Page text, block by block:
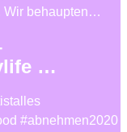
Wir behaupten…
…
#abnehmen2020